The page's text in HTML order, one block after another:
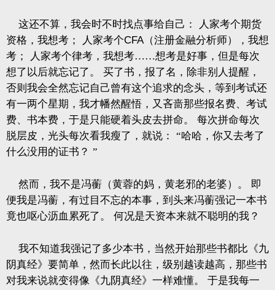
这还不算，我会时不时找点事给自己：
人家考个期货
资格，我想考；
人家考个CFA（注册金融分析师），我想
考；
人家考个律考，我想考……想考是好事，但是每次
想了以后就忘记了。
买了书，报了名，除非别人提醒，
否则我会全然忘记自己曾有这个追求的念头，等到考试还
有一两个星期，我才幡然醒悟，又吝啬那些报名费、考试
费、书本费，于是只能硬着头皮去拼命。
每次拼命每次
脱层皮，光头每次看我瘦了，就说：
“哈哈，你又去考了
什么没用的证书？ ”
然而，我不是冯蘅（黄蓉的妈，黄老邪的老婆）。
即
便我是冯蘅，有过目不忘的本事，到头来冯蘅强记一本书
竟也呕心沥血累死了。
何况是天资本来就不聪明的我？
我不知道我强记了多少本书，当然开始那些书都比《九
阴真经》要简单，然而长此以往，级别越读越高，那些书
对我来说就变得像《九阴真经》一样难懂。
于是我每一